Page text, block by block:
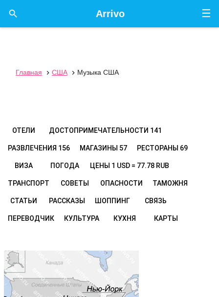
☰
Arrivo

Главная  США  Музыка США
ОТЕЛИ ДОСТОПРИМЕЧАТЕЛЬНОСТИ 141
РАЗВЛЕЧЕНИЯ 156 МАГАЗИНЫ 57 РЕСТОРАНЫ 69
ВИЗА ПОГОДА ЦЕНЫ 1 USD = 77.78 RUB
ТРАНСПОРТ СОВЕТЫ ОПАСНОСТИ ТАМОЖНЯ
СТАТЬИ РАССКАЗЫ ШОППИНГ СВЯЗЬ
ПЕРЕВОДЧИК КУЛЬТУРА КУХНЯ КАРТЫ